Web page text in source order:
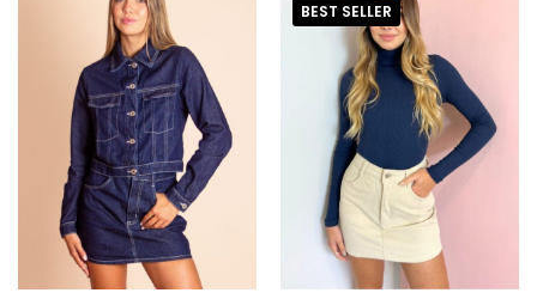
BEST SELLER